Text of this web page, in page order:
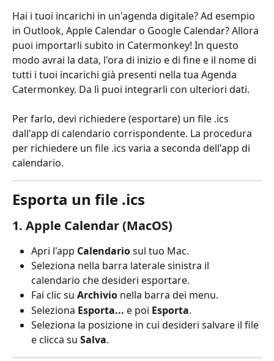
Hai i tuoi incarichi in un'agenda digitale? Ad esempio
in Outlook, Apple Calendar o Google Calendar? Allora
puoi importarli subito in Catermonkey! In questo
modo avrai la data, l'ora di inizio e di fine e il nome di
tutti i tuoi incarichi già presenti nella tua Agenda
Catermonkey. Da lì puoi integrarli con ulteriori dati.
Per farlo, devi richiedere (esportare) un file .ics
dall'app di calendario corrispondente. La procedura
per richiedere un file .ics varia a seconda dell'app di
calendario.
Esporta un file .ics
1. Apple Calendar (MacOS)
Apri l'app Calendario sul tuo Mac.
Seleziona nella barra laterale sinistra il
calendario che desideri esportare.
Fai clic su Archivio nella barra dei menu.
Seleziona Esporta... e poi Esporta.
Seleziona la posizione in cui desideri salvare il file
e clicca su Salva.